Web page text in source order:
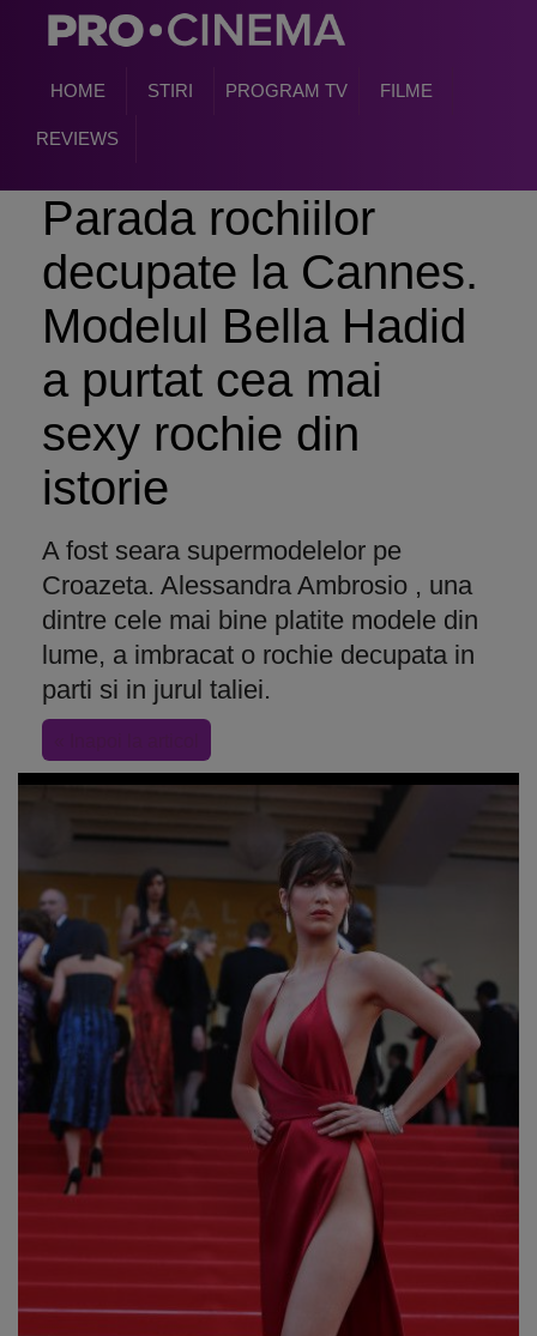
HOME STIRI PROGRAM TV FILME
REVIEWS
Parada rochiilor
decupate la Cannes.
Modelul Bella Hadid
a purtat cea mai
sexy rochie din
istorie
A fost seara supermodelelor pe
Croazeta. Alessandra Ambrosio , una
dintre cele mai bine platite modele din
lume, a imbracat o rochie decupata in
parti si in jurul taliei.